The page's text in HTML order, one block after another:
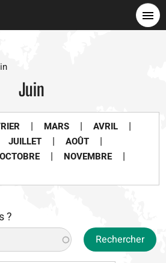
Juin
| MARS | AVRIL |
JUILLET | AOÛT |
OCTOBRE | NOVEMBRE |
?
Rechercher